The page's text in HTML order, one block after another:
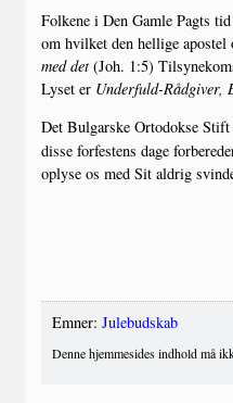
Fol­ke­ne i Den Gam­le Pagts
om hvil­ket den hel­li­ge apo­stel
med det(Joh. 1:5)
Lyset er Under­fuld-Råd­gi­ver,
Det Bul­gar­ske Orto­dok­se
dis­se for­fe­stens dage
oply­se os med Sit aldrig
Emner: Julebudskab
Denne hjemmesides indhold må